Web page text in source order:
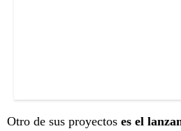
Otro de sus proyectos es el